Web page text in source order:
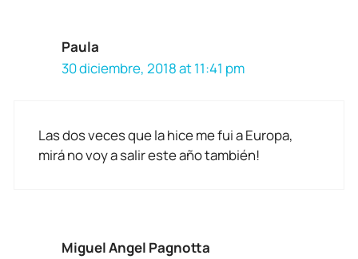
Paula
30 diciembre, 2018 at 11:41 pm
Las dos veces que la hice me fui a Europa,
mirá no voy a salir este año también!
Miguel Angel Pagnotta